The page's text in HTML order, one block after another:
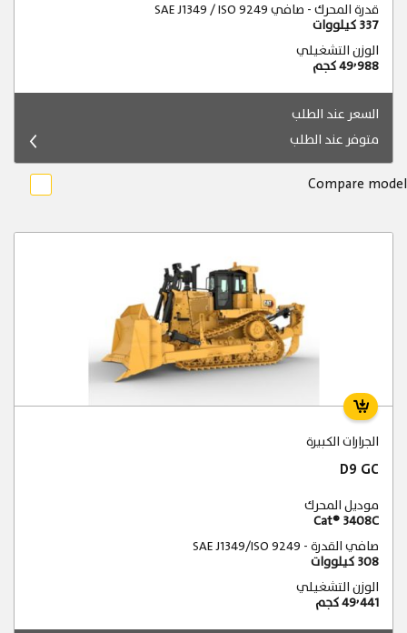
قدرة المحرك - صافي SAE J1349 / ISO 9249
337 كيلووات
الوزن التشغيلي
49٬988 كجم
السعر عند الطلب
متوفر عند الطلب
Compare model
الجرارات الكبيرة
D9 GC
موديل المحرك
Cat® 3408C
صافي القدرة - SAE J1349/ISO 9249
308 كيلووات
الوزن التشغيلي
49٬441 كجم